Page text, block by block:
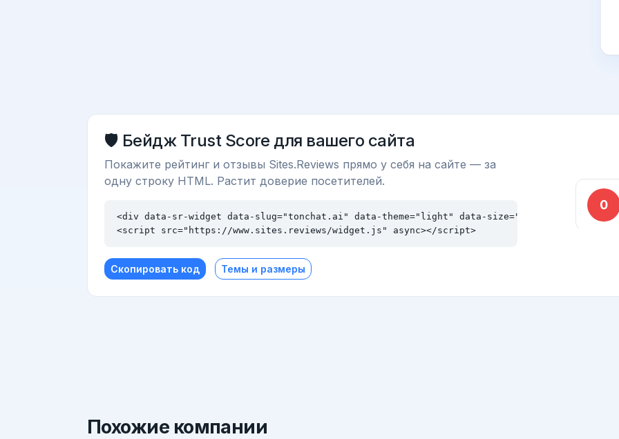
🛡️ Бейдж Trust Score для вашего сайта
Покажите рейтинг и отзывы Sites.Reviews прямо у себя на сайте — за
одну строку HTML. Растит доверие посетителей.
<div data-sr-widget data-slug="tonchat.ai" data-theme="light" data-size="md"></div>
<script src="https://www.sites.reviews/widget.js" async></script>
Скопировать код Темы и размеры
Похожие компании